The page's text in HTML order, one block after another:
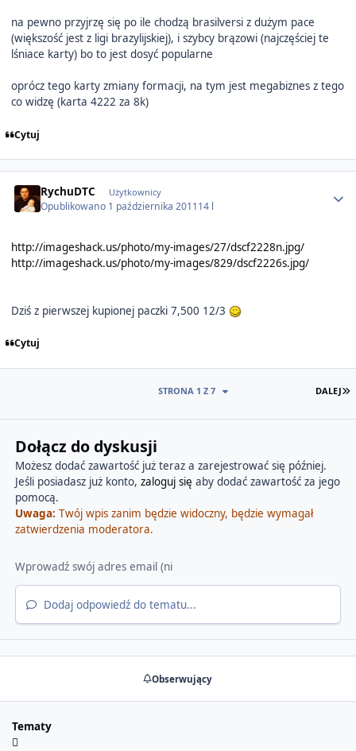
na pewno przyjrzę się po ile chodzą brasilversi z dużym pace
(większość jest z ligi brazylijskiej), i szybcy brązowi (najczęściej te
lśniace karty) bo to jest dosyć popularne
oprócz tego karty zmiany formacji, na tym jest megabiznes z tego
co widzę (karta 4222 za 8k)
Cytuj
RychuDTC Użytkownicy
Opublikowano 1 października 201114 l
http://imageshack.us/photo/my-images/27/dscf2228n.jpg/
http://imageshack.us/photo/my-images/829/dscf2226s.jpg/
Dziś z pierwszej kupionej paczki 7,500 12/3
Cytuj
DALEJ
STRONA 1 Z 7
Dołącz do dyskusji
Możesz dodać zawartość już teraz a zarejestrować się później.
Jeśli posiadasz już konto, zaloguj się aby dodać zawartość za jego
pomocą.
Uwaga: Twój wpis zanim będzie widoczny, będzie wymagał
zatwierdzenia moderatora.
Dodaj odpowiedź do tematu...
Obserwujący
Tematy